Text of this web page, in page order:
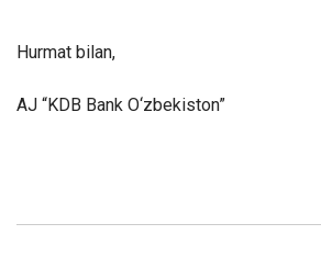
Hurmat bilan,
AJ “KDB Bank O‘zbekiston”